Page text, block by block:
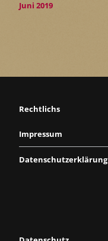
Juni 2019
Rechtlichs
Impressum
Datenschutzerklärung